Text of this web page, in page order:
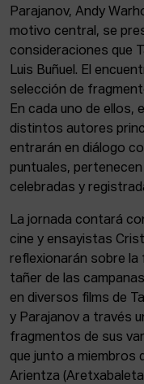
Parajanov, Andy
motivo central, se
consideraciones que
Luis Buñuel. El
selección de
En cada uno de ellos,
distintos autores
entrarán en diálogo
puntuales,
celebradas y
La jornada contará
cine y ensayistas
reflexionarán sobre la
tañer de las
en diversos films de
y Parajanov a través
fragmentos de sus
que junto a miembros
Arientza